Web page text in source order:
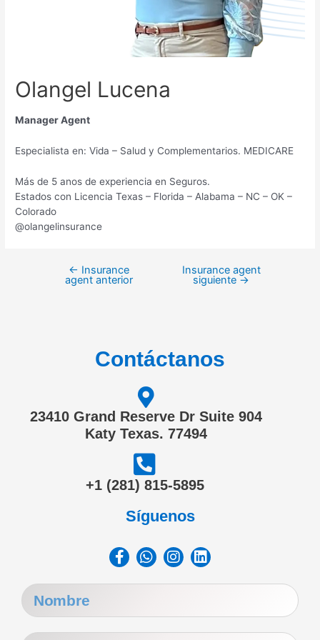
Olangel Lucena
Manager Agent
Especialista en: Vida – Salud y Complementarios. MEDICARE
Más de 5 anos de experiencia en Seguros.
Estados con Licencia Texas – Florida – Alabama – NC – OK –
Colorado
@olangelinsurance
← Insurance
agent anterior
Insurance agent
siguiente→
Contáctanos
23410 Grand Reserve Dr Suite 904
Katy Texas. 77494
‎+1 (281) 815-5895
Síguenos
Facebook-
f
Whatsapp
Instagram
Linkedin